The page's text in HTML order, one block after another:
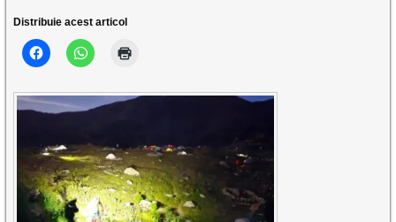
Distribuie acest articol